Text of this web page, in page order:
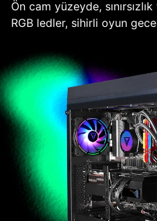
Ön cam yüzeyde,
RGB ledler, sihirli oyun